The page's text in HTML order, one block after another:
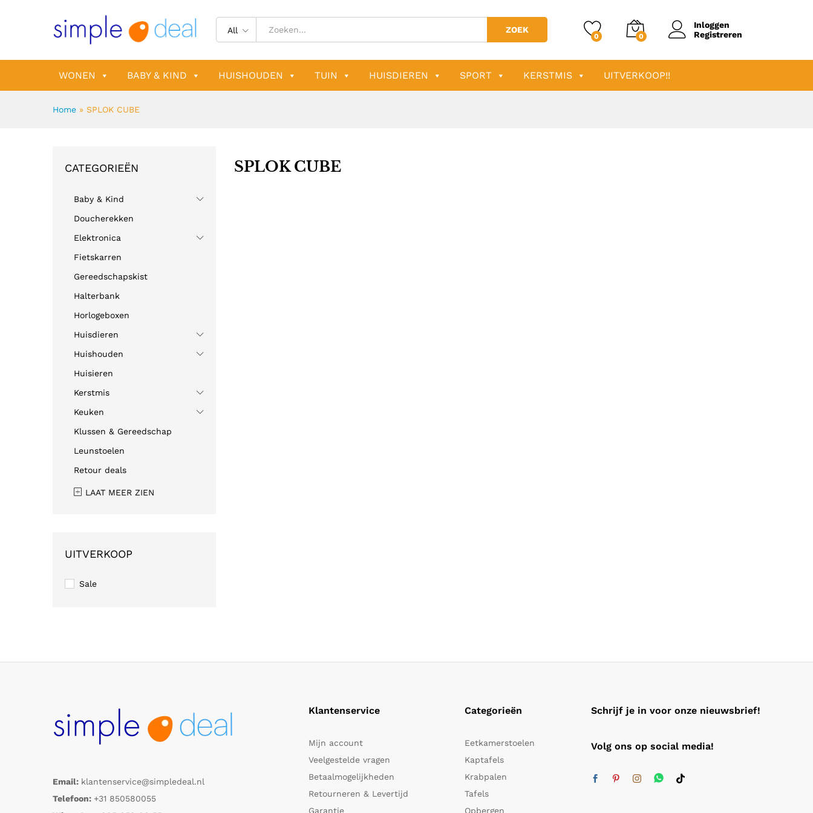
All ZOEK
0 0
Inloggen
Registreren
WONEN BABY & KIND HUISHOUDEN TUIN HUISDIEREN SPORT KERSTMIS UITVERKOOP!!
Home » SPLOK CUBE
SPLOK CUBE
CATEGORIEËN
Baby & Kind
Doucherekken
Elektronica
Fietskarren
Gereedschapskist
Halterbank
Horlogeboxen
Huisdieren
Huishouden
Huisieren
Kerstmis
Keuken
Klussen & Gereedschap
Leunstoelen
Retour deals
LAAT MEER ZIEN
UITVERKOOP
Sale
Email: klantenservice@simpledeal.nl
Telefoon: +31 850580055
Klantenservice
Mijn account
Veelgestelde vragen
Betaalmogelijkheden
Retourneren & Levertijd
Garantie
Categorieën
Eetkamerstoelen
Kaptafels
Krabpalen
Tafels
Opbergen
Schrijf je in voor onze nieuwsbrief!
Volg ons op social media!